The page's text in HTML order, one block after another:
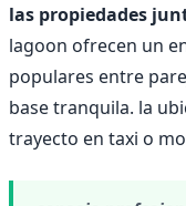
las propiedades
lagoon ofrecen un
populares entre
base tranquila. la
trayecto en taxi o